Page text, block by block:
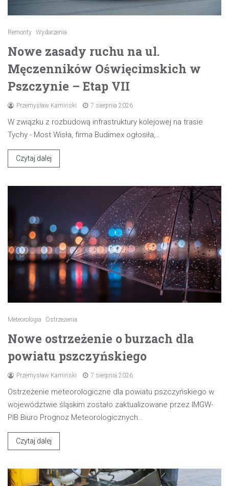
Remonty Wydarzenia
Nowe zasady ruchu na ul.
Męczenników Oświęcimskich w
Pszczynie – Etap VII
Przemysław Kamiński 7 sierpnia 2026
W związku z rozbudową infrastruktury kolejowej na trasie
Tychy - Most Wisła, firma Budimex ogłosiła,…
Czytaj dalej
Meteorologia Ostrzeżenia
Nowe ostrzeżenie o burzach dla
powiatu pszczyńskiego
Przemysław Kamiński 7 sierpnia 2026
Ostrzeżenie meteorologiczne dla powiatu pszczyńskiego w
województwie śląskim zostało zaktualizowane przez IMGW-
PIB Biuro Prognoz Meteorologicznych…
Czytaj dalej